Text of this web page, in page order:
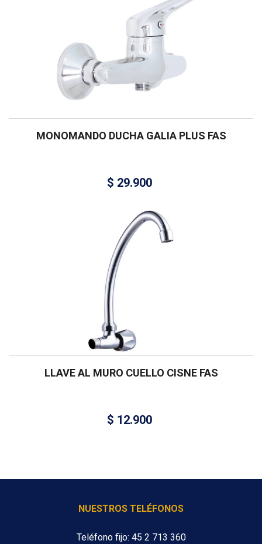
MONOMANDO DUCHA GALIA PLUS FAS
$ 29.900
LLAVE AL MURO CUELLO CISNE FAS
$ 12.900
NUESTROS TELÉFONOS
Teléfono fijo: 45 2 713 360